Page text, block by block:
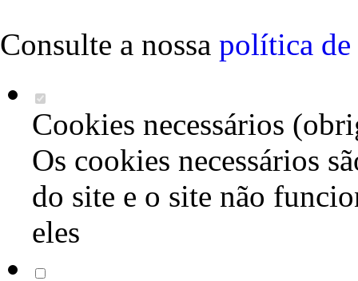
Consulte a nossa política de
Cookies necessários
Os cookies necessários
do site e o site não
eles